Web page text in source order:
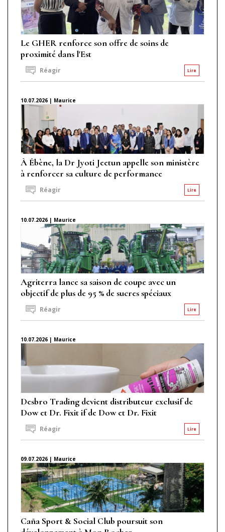
Le GHER renforce son offre de soins de
proximité dans l'Est
Lire
Réagir
10.07.2026 | Maurice
À Ébène, la Dr Jyoti Jeetun appelle son ministère
à renforcer sa culture de performance
Lire
Réagir
10.07.2026 | Maurice
Agriterra lance sa saison de coupe avec un
objectif de plus de 95 % de sucres spéciaux
Lire
Réagir
10.07.2026 | Maurice
Desbro Trading devient distributeur exclusif de
Dow et Dr. Fixit if de Dow et Dr. Fixit
Lire
Réagir
09.07.2026 | Maurice
Caña Sport & Social Club poursuit son